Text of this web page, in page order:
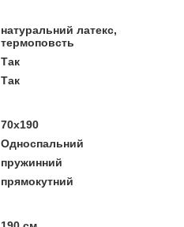
натуральний латекс,
термоповсть
Так
Так
70х190
Односпальний
пружинний
прямокутний